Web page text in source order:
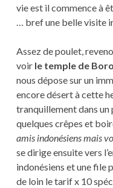
vie est il commence à
… bref une belle visite
Assez de poulet,
voir le temple de
nous dépose sur un
encore désert à cette
tranquillement dans
quelques crêpes et
amis indonésiens mais
se dirige ensuite vers
indonésiens et une file
de loin le tarif x 10